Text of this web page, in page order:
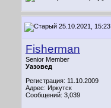
25.10.2021, 15:23
Fisherman
Senior Member
Уазовед
Регистрация: 11.10.2009
Адрес: Иркутск
Сообщений: 3,039